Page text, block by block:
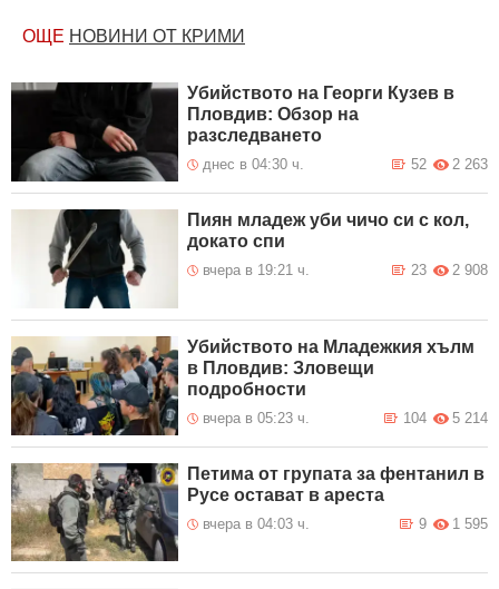
ОЩЕ НОВИНИ ОТ КРИМИ
Убийството на Георги Кузев в
Пловдив: Обзор на
разследването
днес в 04:30 ч. 2 263
52
Пиян младеж уби чичо си с кол,
докато спи
вчера в 19:21 ч. 2 908
23
Убийството на Младежкия хълм
в Пловдив: Зловещи
подробности
вчера в 05:23 ч. 5 214
104
Петима от групата за фентанил в
Русе остават в ареста
вчера в 04:03 ч. 1 595
9